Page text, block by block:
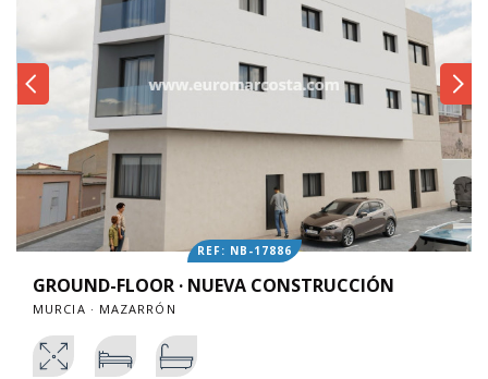
REF: NB-17886
GROUND-FLOOR · NUEVA CONSTRUCCIÓN
MURCIA · MAZARRÓN